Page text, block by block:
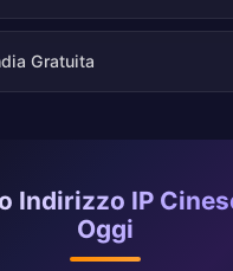
Gratuita
Indirizzo IP
Oggi